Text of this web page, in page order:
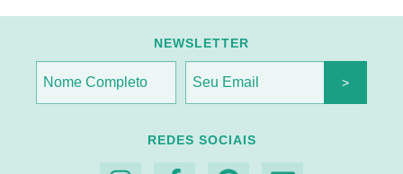
NEWSLETTER
REDES SOCIAIS